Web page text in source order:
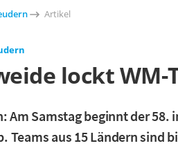
Artikel
lockt WM-
Am Samstag beginnt der
Teams aus 15 Ländern sind